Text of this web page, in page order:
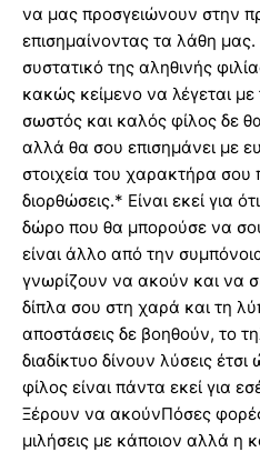
να μας προσγειώνουν στην
επισημαίνοντας τα λάθη μας.
συστατικό της αληθινής
κακώς κείμενο να λέγεται
σωστός και καλός φίλος δε
αλλά θα σου επισημάνει με
στοιχεία του χαρακτήρα
διορθώσεις.* Είναι εκεί για
δώρο που θα μπορούσε να
είναι άλλο από την
γνωρίζουν να ακούν και να
δίπλα σου στη χαρά και τη
αποστάσεις δε βοηθούν, το
διαδίκτυο δίνουν λύσεις
φίλος είναι πάντα εκεί για
Ξέρουν να ακούνΠόσες
μιλήσεις με κάποιον αλλά η